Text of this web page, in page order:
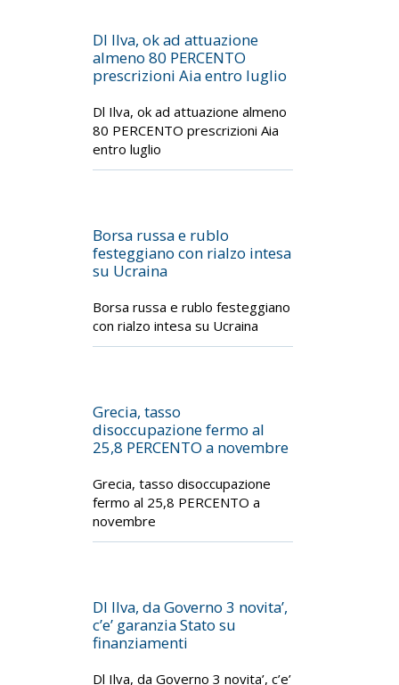
Dl Ilva, ok ad attuazione
almeno 80 PERCENTO
prescrizioni Aia entro luglio
Dl Ilva, ok ad attuazione almeno
80 PERCENTO prescrizioni Aia
entro luglio
Borsa russa e rublo
festeggiano con rialzo intesa
su Ucraina
Borsa russa e rublo festeggiano
con rialzo intesa su Ucraina
Grecia, tasso
disoccupazione fermo al
25,8 PERCENTO a novembre
Grecia, tasso disoccupazione
fermo al 25,8 PERCENTO a
novembre
Dl Ilva, da Governo 3 novita’,
c’e’ garanzia Stato su
finanziamenti
Dl Ilva, da Governo 3 novita’, c’e’